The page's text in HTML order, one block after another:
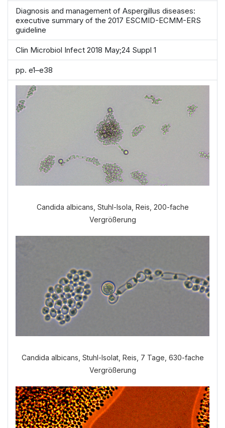
Diagnosis and management of Aspergillus diseases:
executive summary of the 2017 ESCMID-ECMM-ERS
guideline
Clin Microbiol Infect 2018 May;24 Suppl 1
pp. e1–e38
Candida albicans, Stuhl-Isola, Reis, 200-fache
Vergrößerung
Candida albicans, Stuhl-Isolat, Reis, 7 Tage, 630-fache
Vergrößerung